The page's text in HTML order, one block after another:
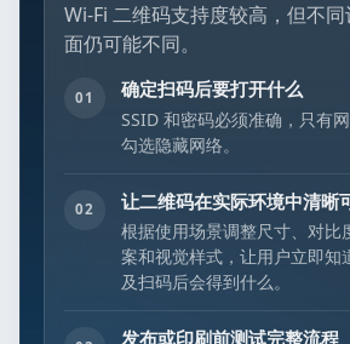
Wi-Fi 二维码支持度较高，但不
面仍可能不同。
01 确定扫码后要打开什么
SSID 和密码必须准确，只有
勾选隐藏网络。
02 让二维码在实际环境中清晰
根据使用场景调整尺寸、对比
案和视觉样式，让用户立即知
及扫码后会得到什么。
发布或印刷前测试完整流程